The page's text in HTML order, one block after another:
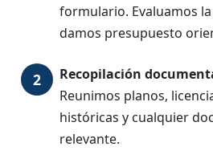
formulario. Evaluamos
damos presupuesto
Recopilación
Reunimos planos,
históricas y cualquier
relevante.